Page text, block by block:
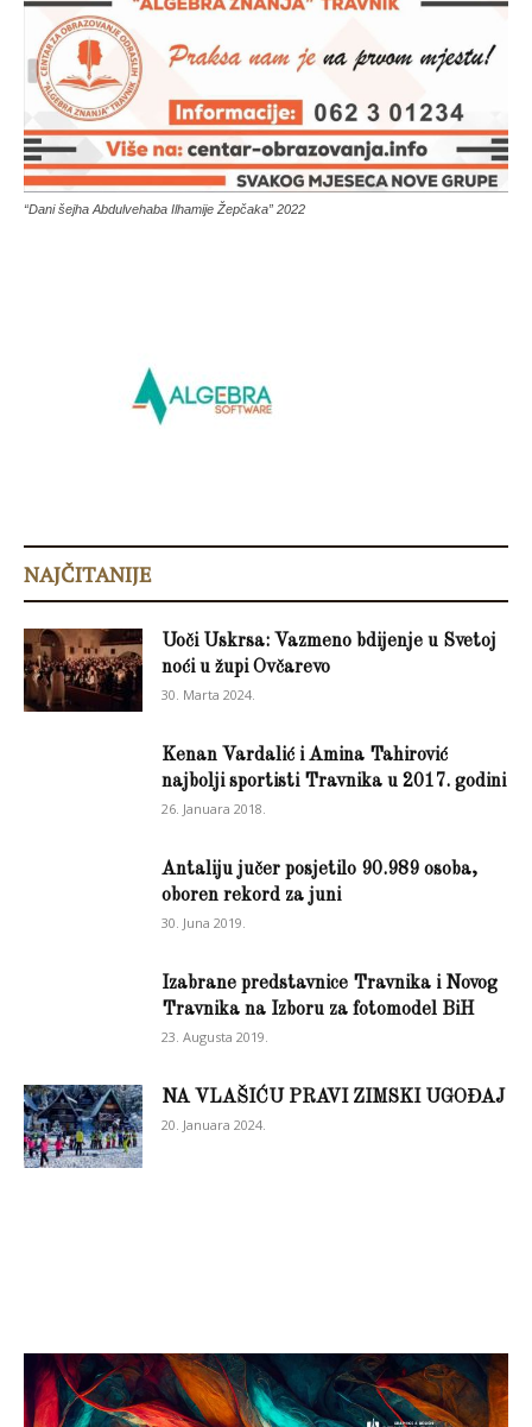
“Dani šejha Abdulvehaba Ilhamije Žepčaka” 2022
NAJČITANIJE
Uoči Uskrsa: Vazmeno bdijenje u Svetoj
noći u župi Ovčarevo
30. Marta 2024.
Kenan Vardalić i Amina Tahirović
najbolji sportisti Travnika u 2017. godini
26. Januara 2018.
Antaliju jučer posjetilo 90.989 osoba,
oboren rekord za juni
30. Juna 2019.
Izabrane predstavnice Travnika i Novog
Travnika na Izboru za fotomodel BiH
23. Augusta 2019.
NA VLAŠIĆU PRAVI ZIMSKI UGOĐAJ
20. Januara 2024.